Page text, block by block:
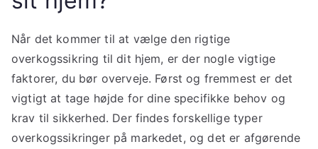
Når det kommer til at vælge den rigtige
overkogssikring til dit hjem, er der nogle vigtige
faktorer, du bør overveje. Først og fremmest er det
vigtigt at tage højde for dine specifikke behov og
krav til sikkerhed. Der findes forskellige typer
overkogssikringer på markedet, og det er afgørende